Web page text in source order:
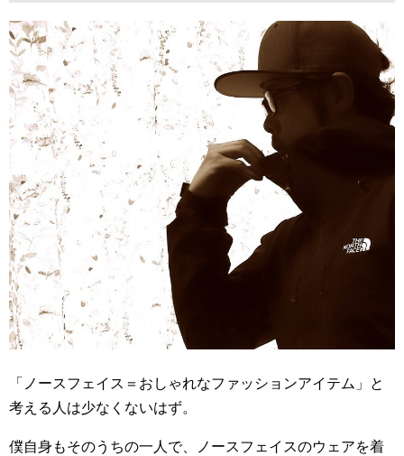
「ノースフェイス＝おしゃれなファッションアイテム」と
考える人は少なくないはず。
僕自身もそのうちの一人で、ノースフェイスのウェアを着